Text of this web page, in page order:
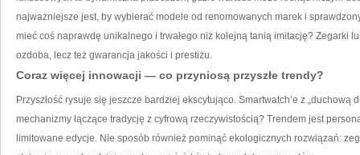
najważniejsze jest, by wybierać modele od renomowanych marek i
mieć coś naprawdę unikalnego i trwałego niż kolejną tanią imitację? Zegarki
ozdoba, lecz też gwarancja jakości i prestiżu.
Coraz więcej innowacji — co przyniosą przyszłe trendy?
Przyszłość rysuje się jeszcze bardziej ekscytująco. Smartwatch’e z „duchową
mechanizmy łączące tradycję z cyfrową rzeczywistością? Trendem jest
limitowane edycje. Nie sposób również pominąć ekologicznych rozwiązań: